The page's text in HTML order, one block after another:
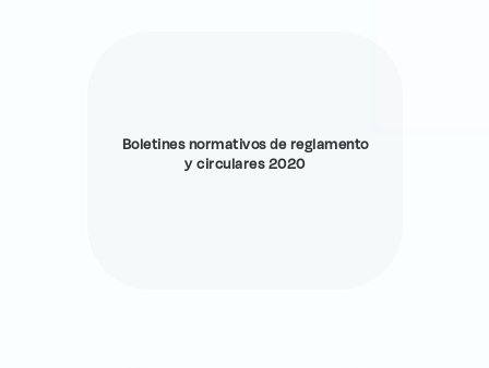
Boletines normativos de reglamento
y circulares 2020